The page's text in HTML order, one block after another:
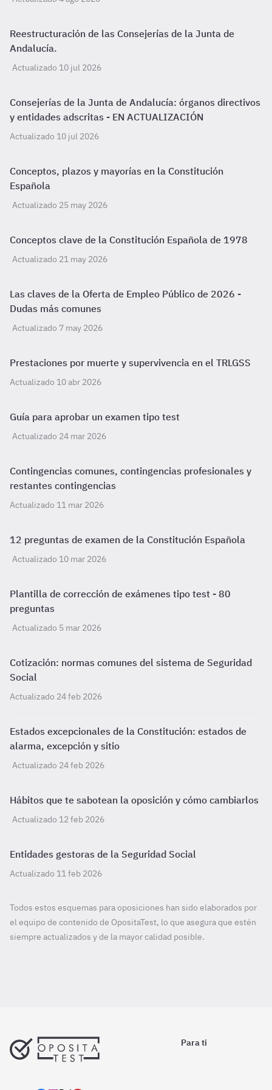
Reestructuración de las Consejerías de la Junta de
Andalucía.
Actualizado 10 jul 2026
Consejerías de la Junta de Andalucía: órganos directivos
y entidades adscritas - EN ACTUALIZACIÓN
Actualizado 10 jul 2026
Conceptos, plazos y mayorías en la Constitución
Española
Actualizado 25 may 2026
Conceptos clave de la Constitución Española de 1978
Actualizado 21 may 2026
Las claves de la Oferta de Empleo Público de 2026 -
Dudas más comunes
Actualizado 7 may 2026
Prestaciones por muerte y supervivencia en el TRLGSS
Actualizado 10 abr 2026
Guía para aprobar un examen tipo test
Actualizado 24 mar 2026
Contingencias comunes, contingencias profesionales y
restantes contingencias
Actualizado 11 mar 2026
12 preguntas de examen de la Constitución Española
Actualizado 10 mar 2026
Plantilla de corrección de exámenes tipo test - 80
preguntas
Actualizado 5 mar 2026
Cotización: normas comunes del sistema de Seguridad
Social
Actualizado 24 feb 2026
Estados excepcionales de la Constitución: estados de
alarma, excepción y sitio
Actualizado 24 feb 2026
Hábitos que te sabotean la oposición y cómo cambiarlos
Actualizado 12 feb 2026
Entidades gestoras de la Seguridad Social
Actualizado 11 feb 2026
Todos estos esquemas para oposiciones han sido elaborados por
el equipo de contenido de OpositaTest, lo que asegura que estén
siempre actualizados y de la mayor calidad posible.
Para ti